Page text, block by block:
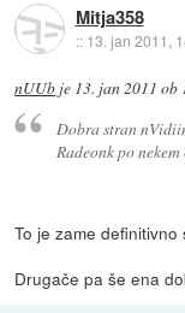
Mitja358
:: 13. jan 2011,
nUUb je 13. jan 2011 ob
Dobra stran
Radeonk po nekem
To je zame
Drugače pa še ena